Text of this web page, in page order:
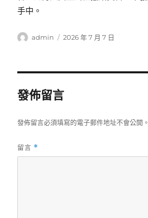
手中。
作
admin
發
2026 年 7 月 7 日
發佈留言
發佈留言必須填寫的電子郵件地址不會公開。
留言 *